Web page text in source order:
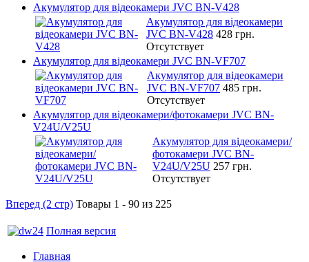
Акумулятор для відеокамери JVC BN-V428
Акумулятор для відеокамери
JVC BN-V428 428 грн.
Отсутствует
Акумулятор для відеокамери JVC BN-VF707
Акумулятор для відеокамери
JVC BN-VF707 485 грн.
Отсутствует
Акумулятор для відеокамери/фотокамери JVC BN-
V24U/V25U
Акумулятор для відеокамери/
фотокамери JVC BN-
V24U/V25U 257 грн.
Отсутствует
Вперед (2 стр) Товары 1 - 90 из 225
Полная версия
Главная